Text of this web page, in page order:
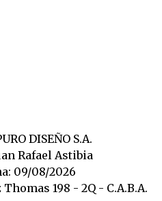
DISEÑO S.A.
Rafael Astibia
09/08/2026
198 - 2Q - C.A.B.A.